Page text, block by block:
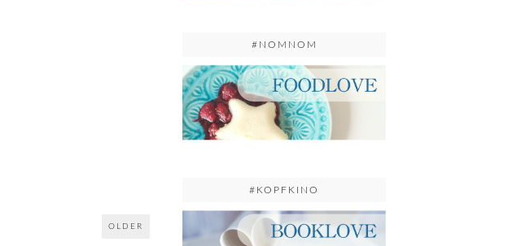
OLDER
#NOMNOM
#KOPFKINO